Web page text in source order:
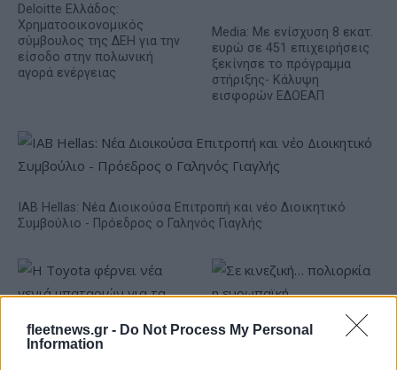
fleetnews.gr - Do Not Process My Personal
Information
Deloitte Ελλάδος:
Χρηματοοικονομικός
σύμβουλος της ΔΕΗ για την
είσοδο στην πολωνική
αγορά ενέργειας
Media: Με ενίσχυση 8 εκατ.
ευρώ σε 451 επιχειρήσεις
ξεκίνησε το πρόγραμμα
στήριξης- Κάλυψη
εισφορών ΕΔΟΕΑΠ
IAB Hellas: Νέα Διοικούσα Επιτροπή και νέο Διοικητικό
Συμβούλιο - Πρόεδρος ο Γαληνός Γιαγλής